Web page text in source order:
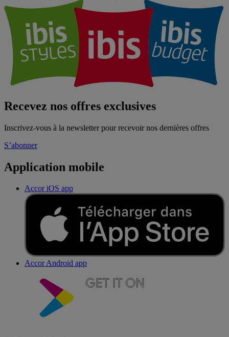
Recevez nos offres exclusives
Inscrivez-vous à la newsletter pour recevoir nos dernières offres
S’abonner
Application mobile
Accor iOS app
Accor Android app